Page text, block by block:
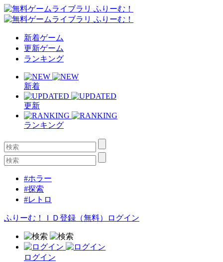
新着ゲーム
更新ゲーム
ランキング
新着
更新
ランキング
#ホラー
#探索
#レトロ
ふりーむ！ＩＤ登録（無料） ログイン
ログイン